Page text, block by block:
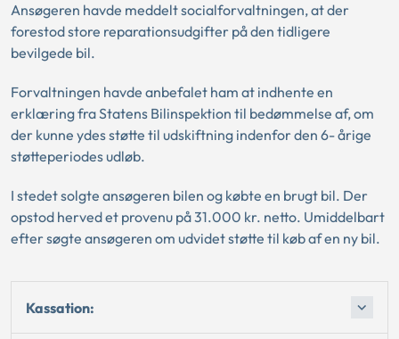
Ansøgeren havde meddelt socialforvaltningen, at der
forestod store reparationsudgifter på den tidligere
bevilgede bil.
Forvaltningen havde anbefalet ham at indhente en
erklæring fra Statens Bilinspektion til bedømmelse af, om
der kunne ydes støtte til udskiftning indenfor den 6- årige
støtteperiodes udløb.
I stedet solgte ansøgeren bilen og købte en brugt bil. Der
opstod herved et provenu på 31.000 kr. netto. Umiddelbart
efter søgte ansøgeren om udvidet støtte til køb af en ny bil.
Kassation: